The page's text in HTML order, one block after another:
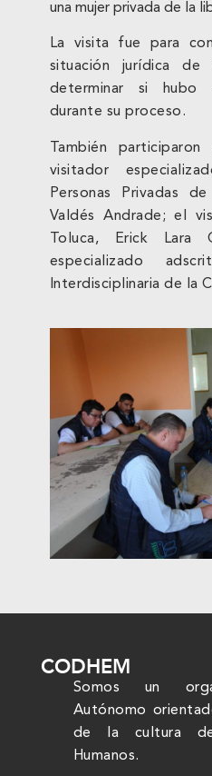
una mujer privada de la
La visita fue para
situación jurídica
determinar si hubo
durante su proceso.
También
visitador
Personas Privadas
Valdés Andrade; el
Toluca, Erick Lara
especializado
Interdisciplinaria de la
CODHEM
Somos un
Autónomo
de la cultura
Humanos.